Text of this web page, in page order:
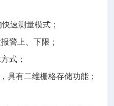
速测量模式；
警上、下限；
式；
具有二维栅格存储功能；